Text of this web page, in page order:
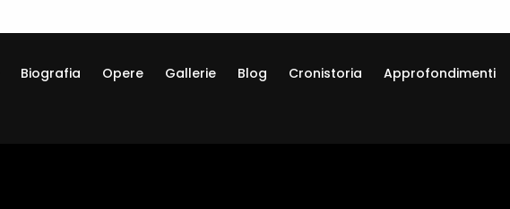
Biografia Opere Gallerie Blog Cronistoria Approfondimenti